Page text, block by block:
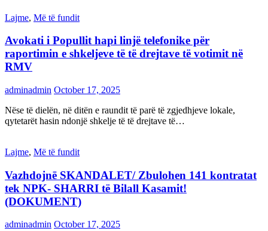
Lajme, Më të fundit
Avokati i Popullit hapi linjë telefonike për
raportimin e shkeljeve të të drejtave të votimit në
RMV
adminadmin October 17, 2025
Nëse të dielën, në ditën e raundit të parë të zgjedhjeve lokale,
qytetarët hasin ndonjë shkelje të të drejtave të…
Lajme, Më të fundit
Vazhdojnē SKANDALET/ Zbulohen 141 kontratat
tek NPK- SHARRI të Bilall Kasamit!
(DOKUMENT)
adminadmin October 17, 2025